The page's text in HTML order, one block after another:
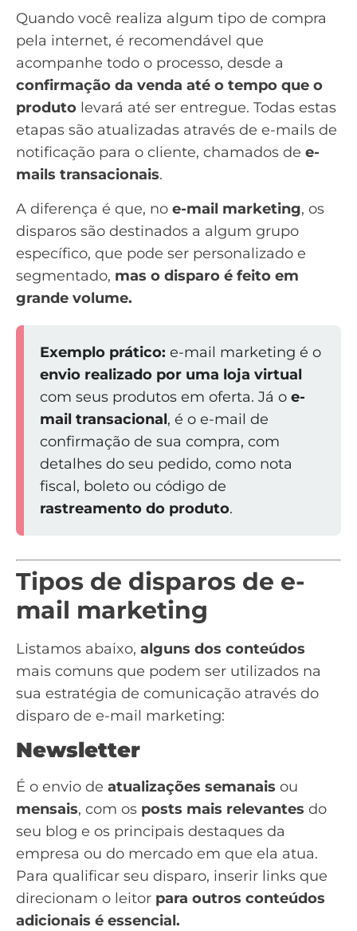
Quando você realiza algum tipo de compra
pela internet, é recomendável que
acompanhe todo o processo, desde a
confirmação da venda até o tempo que o
produto levará até ser entregue. Todas estas
etapas são atualizadas através de e-mails de
notificação para o cliente, chamados de e-
mails transacionais.
A diferença é que, no e-mail marketing, os
disparos são destinados a algum grupo
específico, que pode ser personalizado e
segmentado, mas o disparo é feito em
grande volume.
Exemplo prático: e-mail marketing é o
envio realizado por uma loja virtual
com seus produtos em oferta. Já o e-
mail transacional, é o e-mail de
confirmação de sua compra, com
detalhes do seu pedido, como nota
fiscal, boleto ou código de
rastreamento do produto.
Tipos de disparos de e-
mail marketing
Listamos abaixo, alguns dos conteúdos
mais comuns que podem ser utilizados na
sua estratégia de comunicação através do
disparo de e-mail marketing:
Newsletter
É o envio de atualizações semanais ou
mensais, com os posts mais relevantes do
seu blog e os principais destaques da
empresa ou do mercado em que ela atua.
Para qualificar seu disparo, inserir links que
direcionam o leitor para outros conteúdos
adicionais é essencial.